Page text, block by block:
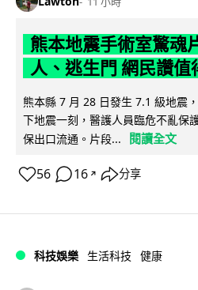
熊本地震手術室驚魂
人、逃生門 網民讚值
熊本縣 7 月 28 日發生 7.1 級地震
下地震一刻，醫護人員臨危不亂保
保出口流通。片段...
閱讀全文
56 16 ↗ 分享
科技娛樂 生活科技 健康